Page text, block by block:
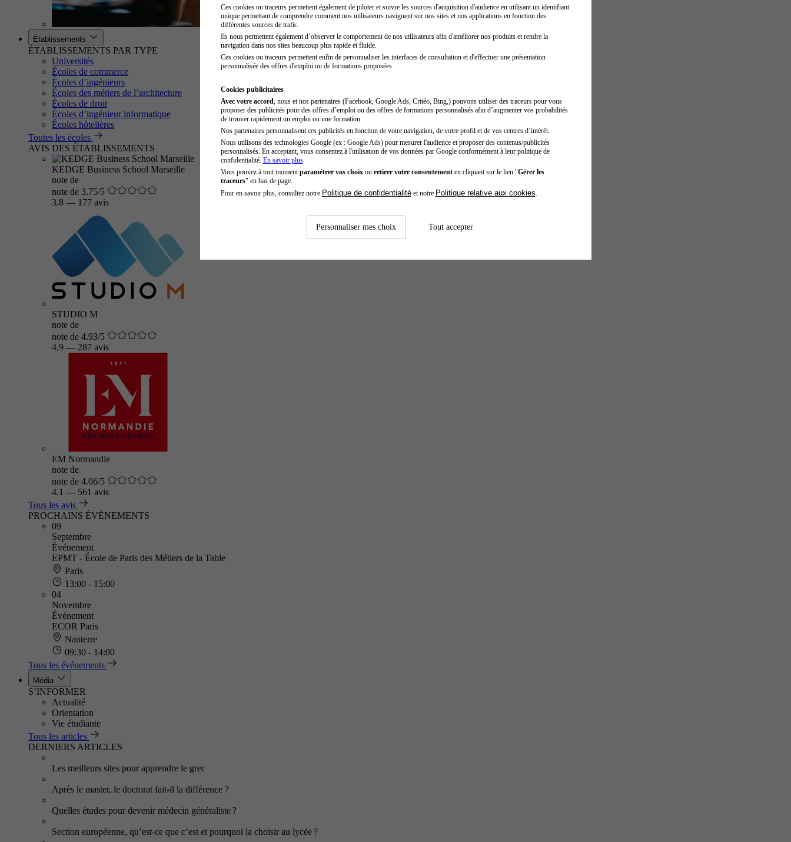
Établissements
ÉTABLISSEMENTS PAR TYPE
Universités
Écoles de commerce
Écoles d’ingénieurs
Écoles des métiers de l’architecture
Écoles de droit
Écoles d’ingénieur informatique
Écoles hôtelières
Toutes les écoles
AVIS DES ÉTABLISSEMENTS
KEDGE Business School Marseille
note de
note de 3.75/5
3.8 — 177 avis
STUDIO M
note de
note de 4.93/5
4.9 — 287 avis
EM Normandie
note de
note de 4.06/5
4.1 — 561 avis
Tous les avis
PROCHAINS ÉVÈNEMENTS
09
Septembre
Événement
EPMT - École de Paris des Métiers de la Table
Paris
13:00 - 15:00
04
Novembre
Événement
ECOR Paris
Nanterre
09:30 - 14:00
Tous les événements
Média
S’INFORMER
Actualité
Orientation
Vie étudiante
Tous les articles
DERNIERS ARTICLES
Les meilleurs sites pour apprendre le grec
Après le master, le doctorat fait-il la différence ?
Quelles études pour devenir médecin généraliste ?
Section européenne, qu’est-ce que c’est et pourquoi la choisir au lycée ?
Ces cookies ou traceurs permettent également de piloter et suivre les sources d'acquisition d'audience en utilisant un identifiant
unique permettant de comprendre comment nos utilisateurs naviguent sur nos sites et nos applications en fonction des
différentes sources de trafic.
Ils nous permettent également d’observer le comportement de nos utilisateurs afin d'améliorer nos produits et rendre la
navigation dans nos sites beaucoup plus rapide et fluide.
Ces cookies ou traceurs permettent enfin de personnaliser les interfaces de consultation et d'effectuer une présentation
personnalisée des offres d'emploi ou de formations proposées.
Cookies publicitaires
Avec votre accord , nous et nos partenaires (Facebook, Google Ads, Critéo, Bing,) pouvons utiliser des traceurs pour vous
proposer des publicités pour des offres d’emploi ou des offres de formations personnalisés afin d’augmenter vos probabilités
de trouver rapidement un emploi ou une formation.
Nos partenaires personnalisent ces publicités en fonction de votre navigation, de votre profil et de vos centres d’intérêt.
Nous utilisons des technologies Google (ex : Google Ads) pour mesurer l'audience et proposer des contenus/publicités
personnalisés. En acceptant, vous consentez à l'utilisation de vos données par Google conformément à leur politique de
confidentialité. En savoir plus
Vous pouvez à tout moment paramétrer vos choixou retirer votre consentementen cliquant sur le lien "Gérer les
traceurs" en bas de page.
Pour en savoir plus, consultez notre Politique de confidentialitéet notre Politique relative aux cookies
Personnaliser mes choix Tout accepter